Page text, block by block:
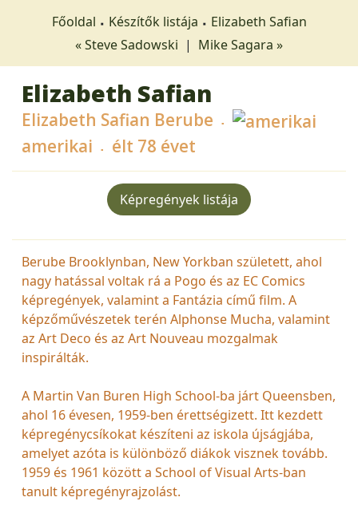
Főoldal Készítők listája
Elizabeth Safian
« Steve Sadowski | Mike Sagara »
Elizabeth Safian
Elizabeth Safian Berube
amerikai
élt 78 évet
Képregények listája
Berube Brooklynban, New Yorkban született, ahol
nagy hatással voltak rá a Pogo és az EC Comics
képregények, valamint a Fantázia című film. A
képzőművészetek terén Alphonse Mucha, valamint
az Art Deco és az Art Nouveau mozgalmak
inspirálták.
A Martin Van Buren High School-ba járt Queensben,
ahol 16 évesen, 1959-ben érettségizett. Itt kezdett
képregénycsíkokat készíteni az iskola újságjába,
amelyet azóta is különböző diákok visznek tovább.
1959 és 1961 között a School of Visual Arts-ban
tanult képregényrajzolást.